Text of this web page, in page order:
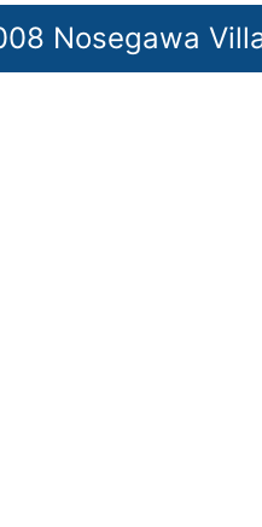
Nosegawa